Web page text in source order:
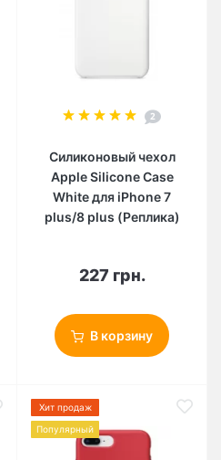
2
Силиконовый чехол
Apple Silicone Case
White для iPhone 7
plus/8 plus (Реплика)
227 грн.
В корзину
Хит продаж
Популярный